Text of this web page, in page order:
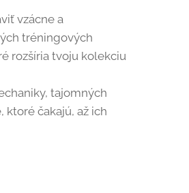
vzácne a
tréningových
rozšíria tvoju kolekciu
tajomných
ktoré čakajú, až ich